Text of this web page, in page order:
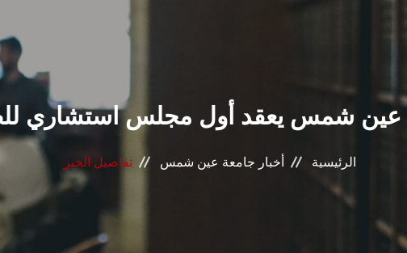
عين شمس يعقد أول مجلس استشاري
الرئيسية أخبار جامعة عين شمس تفاصيل الخبر